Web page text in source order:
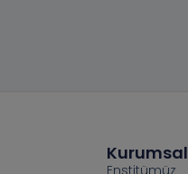
Kurumsal